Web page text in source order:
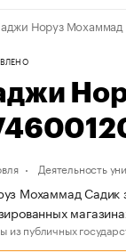
Норуз Мохаммад
Деятельность
Мохаммад Садик
из публичных